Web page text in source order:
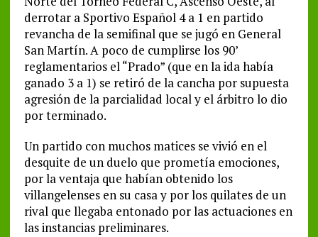
derrotar a Sportivo Español 4 a 1 en partido
revancha de la semifinal que se jugó en General
San Martín. A poco de cumplirse los 90’
reglamentarios el “Prado” (que en la ida había
ganado 3 a 1) se retiró de la cancha por supuesta
agresión de la parcialidad local y el árbitro lo dio
por terminado.
Un partido con muchos matices se vivió en el
desquite de un duelo que prometía emociones,
por la ventaja que habían obtenido los
villangelenses en su casa y por los quilates de un
rival que llegaba entonado por las actuaciones en
las instancias preliminares.